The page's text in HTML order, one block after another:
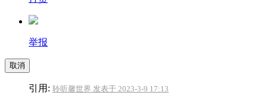
举报
取消
引用: 聆听馨世界 发表于 2023-3-9 17:13